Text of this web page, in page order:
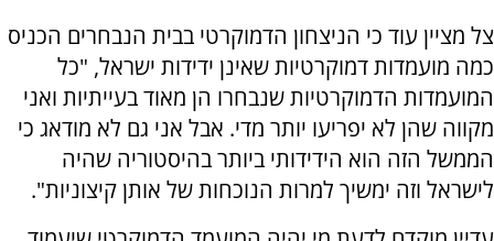
צל מציין עוד כי הניצחון הדמוקרטי בבית הנבחרים הכניס
כמה מועמדות דמוקרטיות שאינן ידידות ישראל, "כל
המועמדות הדמוקרטיות שנבחרו הן מאוד בעייתיות ואני
מקווה שהן לא יפריעו יותר מדי. אבל אני גם לא מודאג כי
הממשל הזה הוא הידידותי ביותר בהיסטוריה שהיה
לישראל וזה ימשיך למרות הנוכחות של אותן קיצוניות".